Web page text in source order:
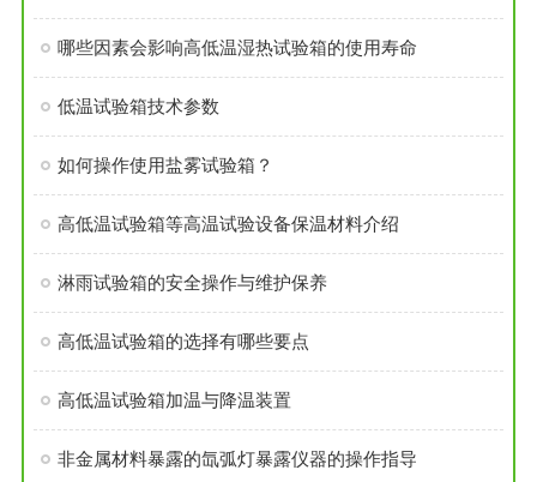
哪些因素会影响高低温湿热试验箱的使用寿命
低温试验箱技术参数
如何操作使用盐雾试验箱？
高低温试验箱等高温试验设备保温材料介绍
淋雨试验箱的安全操作与维护保养
高低温试验箱的选择有哪些要点
高低温试验箱加温与降温装置
非金属材料暴露的氙弧灯暴露仪器的操作指导